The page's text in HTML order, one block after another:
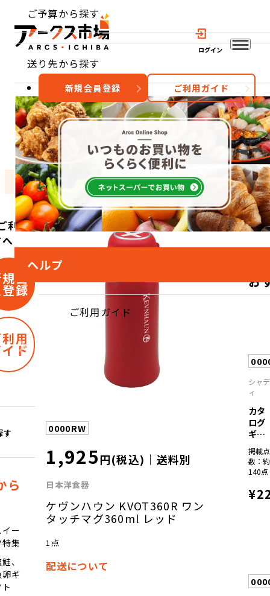
ログイン
ご予算から探す
送り先から探す
ヘルプ
ご利用ガイド
新規会員登録 ご利用ガイド
おすすめ 特集 カテゴリー
利用
会
録
用
ド
す
ら
ー
集
、
ギ
0000RW
1,925円(税込)｜送料別
日本洋食器
ケヴンハウン KVOT360R ワン
タッチマグ360ml レッド
1点
配送について
お
シャデ
ィ
カタ
ログ
ギフ
彩...
掲載点
数：約
140点